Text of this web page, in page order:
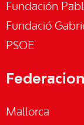
Fundación
Fundació
PSOE
Mallorca